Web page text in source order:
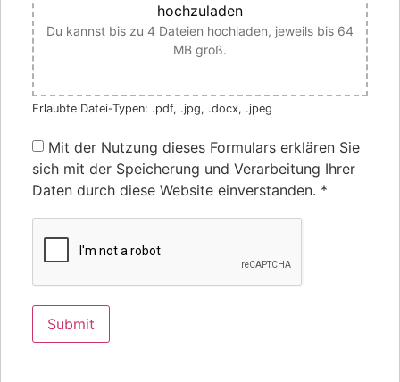
hochzuladen
Du kannst bis zu 4 Dateien hochladen, jeweils bis 64
MB groß.
Erlaubte Datei-Typen: .pdf, .jpg, .docx, .jpeg
Mit der Nutzung dieses Formulars erklären Sie
sich mit der Speicherung und Verarbeitung Ihrer
Daten durch diese Website einverstanden. *